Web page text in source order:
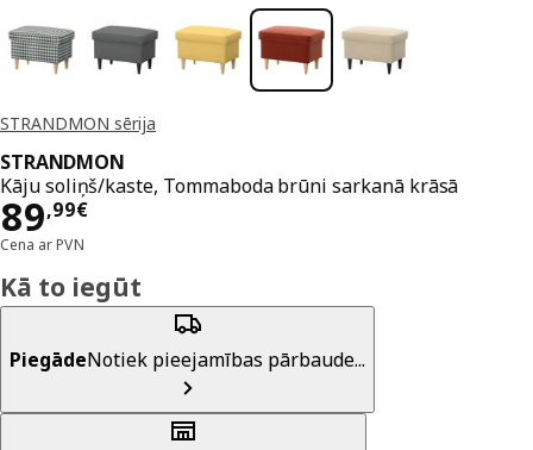
STRANDMON sērija
STRANDMON
Kāju soliņš/kaste, Tommaboda brūni sarkanā krāsā
89,99€
Cena 89,99€
Cena ar PVN
Kā to iegūt
PiegādeNotiek pieejamības pārbaude...